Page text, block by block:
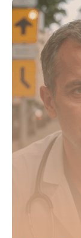
16 juin 2026